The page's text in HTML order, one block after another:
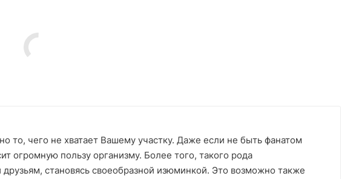
то, чего не хватает Вашему участку. Даже если не быть фанатом
огромную пользу организму. Более того, такого рода
становясь своеобразной изюминкой. Это возможно также